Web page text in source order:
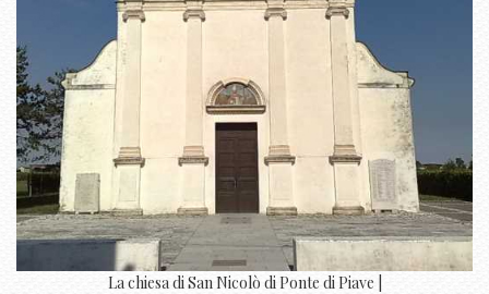
La chiesa di San Nicolò di Ponte di Piave |